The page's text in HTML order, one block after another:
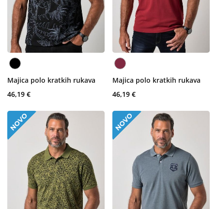
Majica polo kratkih rukava
46,19 €
Majica polo kratkih rukava
46,19 €